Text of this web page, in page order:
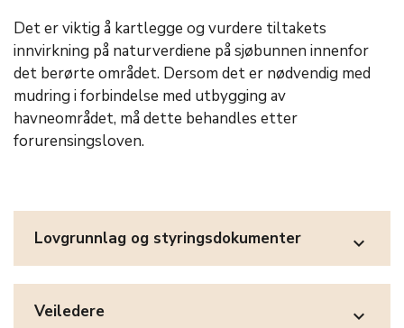
Det er viktig å kartlegge og vurdere tiltakets
innvirkning på naturverdiene på sjøbunnen innenfor
det berørte området. Dersom det er nødvendig med
mudring i forbindelse med utbygging av
havneområdet, må dette behandles etter
forurensingsloven.
Lovgrunnlag og styringsdokumenter expand_more
Veiledere expand_more